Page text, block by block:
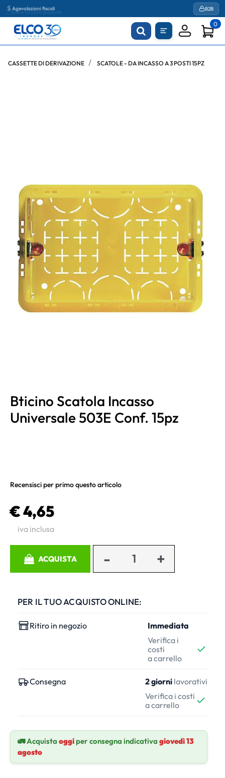
Agevolazioni fiscali B2B
0
CASSETTE DI DERIVAZIONE SCATOLE - DA INCASSO A 3 POSTI 15PZ
Bticino Scatola Incasso
Universale 503E Conf. 15pz
Recensisci per primo questo articolo
€ 4,65
iva inclusa
ACQUISTA
PER IL TUO ACQUISTO ONLINE:
Ritiro in negozio
Immediata
Verifica i
costi
a carrello
Consegna 2 giorni lavorativi
Verifica i costi
a carrello
🚛 Acquista oggiper consegna indicativa giovedì 13
agosto